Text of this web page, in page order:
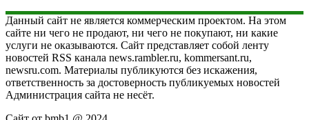
Данный сайт не является коммерческим проектом. На этом
сайте ни чего не продают, ни чего не покупают, ни какие
услуги не оказываются. Сайт представляет собой ленту
новостей RSS канала news.rambler.ru, kommersant.ru,
newsru.com. Материалы публикуются без искажения,
ответственность за достоверность публикуемых новостей
Администрация сайта не несёт.